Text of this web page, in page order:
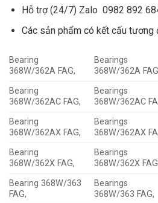
Hỗ trợ (24/7) Zalo 0982 892
Các sản phẩm có kết cấu tương
Bearing
368W/362A FAG,
Bearings
368W/362A
Bearing
368W/362AC FAG,
Bearings
368W/362AC
Bearing
368W/362AX FAG,
Bearings
368W/362AX
Bearing
368W/362X FAG,
Bearings
368W/362X
Bearing 368W/363
FAG,
Bearings
368W/363 FAG,